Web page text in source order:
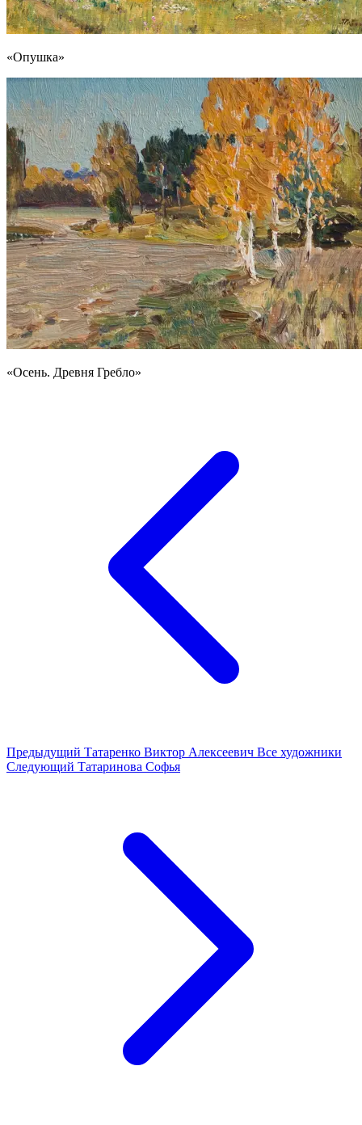
«Опушка»
«Осень. Древня Гребло»
Предыдущий Татаренко Виктор Алексеевич Все художники
Следующий Татаринова Софья